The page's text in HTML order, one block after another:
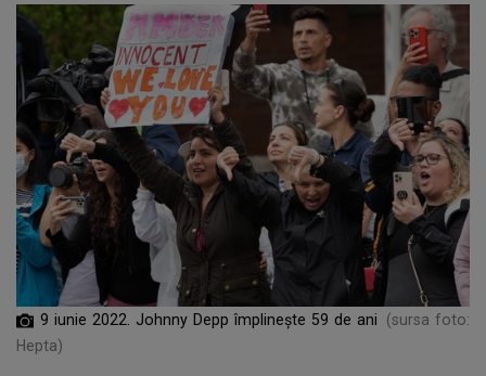
9 iunie 2022. Johnny Depp împlinește 59 de ani
(sursa foto:
Hepta)